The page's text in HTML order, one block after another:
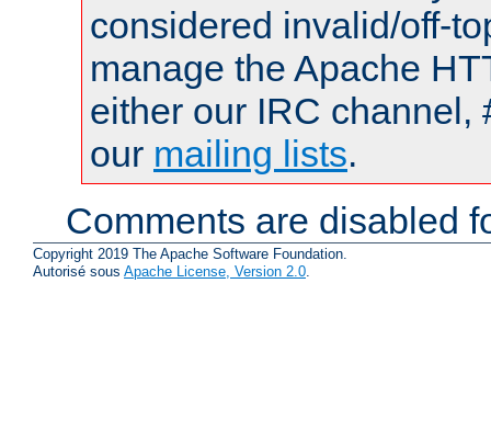
considered invalid/off-
manage the Apache
either our IRC channel,
our mailing lists.
Comments are disabled
Copyright 2019 The Apache Software Foundation.
Autorisé sous Apache License, Version 2.0.